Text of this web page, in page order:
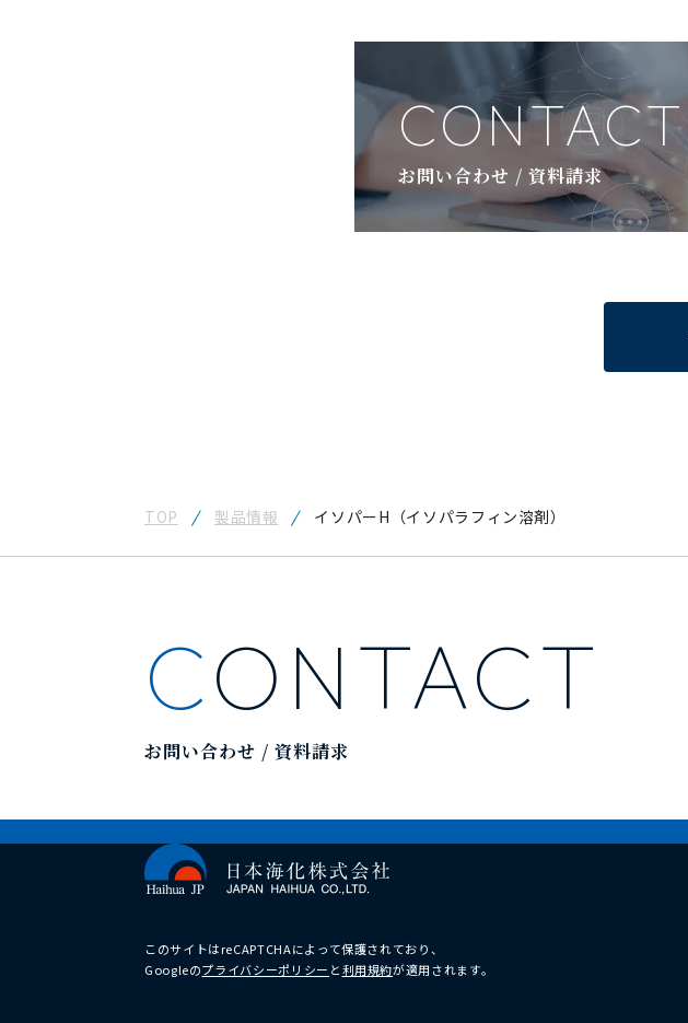
CONTACT
お問い合わせ / 資料請求
TOP 製品情報 イソパーH（イソパラフィン溶剤）
CONTACT
お問い合わせ / 資料請求
このサイトはreCAPTCHAによって保護されており、
Googleのプライバシーポリシー と利用規約が適用されます。